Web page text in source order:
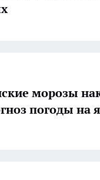
морозы
погоды на